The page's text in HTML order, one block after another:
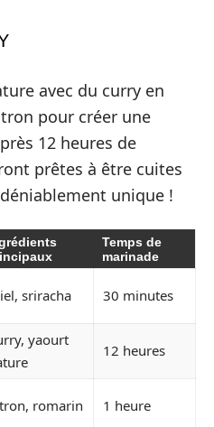
avec du curry en
pour créer une
12 heures de
prêtes à être cuites
unique !
Temps de
marinade
sriracha 30 minutes
yaourt
12 heures
romarin 1 heure